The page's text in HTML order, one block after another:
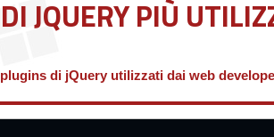
JQUERY PIÙ
di jQuery utilizzati dai web